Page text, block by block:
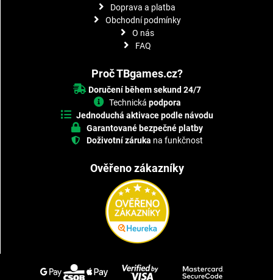
Doprava a platba
Obchodní podmínky
O nás
FAQ
Proč TBgames.cz?
Doručení během sekund 24/7
Technická podpora
Jednoduchá aktivace podle návodu
Garantované bezpečné platby
Doživotní záruka na funkčnost
Ověřeno zákazníky